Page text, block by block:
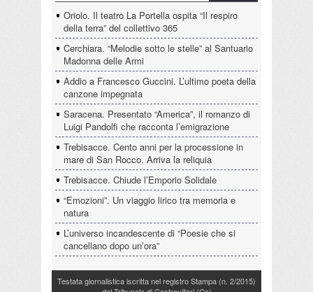
Oriolo. Il teatro La Portella ospita “Il respiro
della terra” del collettivo 365
Cerchiara. “Melodie sotto le stelle” al Santuario
Madonna delle Armi
Addio a Francesco Guccini. L’ultimo poeta della
canzone impegnata
Saracena. Presentato “America”, il romanzo di
Luigi Pandolfi che racconta l’emigrazione
Trebisacce. Cento anni per la processione in
mare di San Rocco. Arriva la reliquia
Trebisacce. Chiude l’Emporio Solidale
“Emozioni”. Un viaggio lirico tra memoria e
natura
L’universo incandescente di “Poesie che si
cancellano dopo un’ora”
Testata giornalistica iscritta nel registro Stampa (n. 2/2015)